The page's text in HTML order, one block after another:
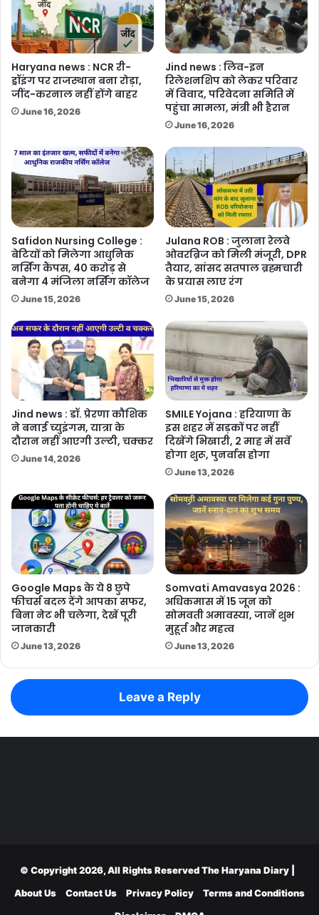
Haryana news : NCR री-
ड्रॉइंग पर राजस्थान बना रोड़ा,
जींद-करनाल नहीं होंगे बाहर
June 16, 2026
Jind news : लिव-इन
रिलेशनशिप को लेकर परिवार
में विवाद, परिवेदना समिति में
पहुंचा मामला, मंत्री भी हैरान
June 16, 2026
Safidon Nursing College :
बेटियों को मिलेगा आधुनिक
नर्सिंग कैंपस, 40 करोड़ से
बनेगा 4 मंजिला नर्सिंग कॉलेज
June 15, 2026
Julana ROB : जुलाना रेलवे
ओवरब्रिज को मिली मंजूरी, DPR
तैयार, सांसद सतपाल ब्रह्मचारी
के प्रयास लाए रंग
June 15, 2026
Jind news : डॉ. प्रेरणा कौशिक
ने बनाई च्युइंगम, यात्रा के
दौरान नहीं आएगी उल्टी, चक्कर
June 14, 2026
SMILE Yojana : हरियाणा के
इस शहर में सड़कों पर नहीं
दिखेंगे भिखारी, 2 माह में सर्वे
होगा शुरू, पुनर्वास होगा
June 13, 2026
Google Maps के ये 8 छुपे
फीचर्स बदल देंगे आपका सफर,
बिना नेट भी चलेगा, देखें पूरी
जानकारी
June 13, 2026
Somvati Amavasya 2026 :
अधिकमास में 15 जून को
सोमवती अमावस्या, जानें शुभ
मुहूर्त और महत्व
June 13, 2026
Leave a Reply
© Copyright 2026, All Rights ReservedThe Haryana Diary
About Us
Contact Us Privacy Policy
Terms and Conditions